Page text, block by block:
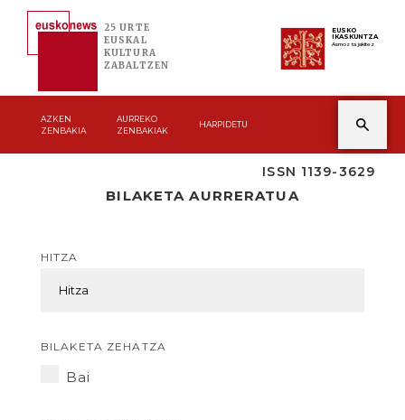
25 URTE
EUSKAL
KULTURA
ZABALTZEN
EUSKO
IKASKUNTZA
Asmoz ta jakitez
AZKEN
ZENBAKIA
AURREKO
ZENBAKIAK
HARPIDETU
ISSN 1139-3629
BILAKETA AURRERATUA
HITZA
BILAKETA ZEHATZA
Bai